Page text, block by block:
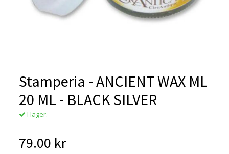
Stamperia - ANCIENT WAX ML
20 ML - BLACK SILVER
I lager.
79.00 kr